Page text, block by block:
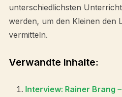
unterschiedlichsten
werden, um den Kleinen den
vermitteln.
Verwandte Inhalte:
Interview: Rainer Brang